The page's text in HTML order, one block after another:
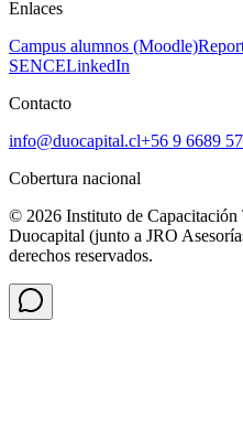
Enlaces
Campus alumnos (Moodle)
SENCELinkedIn
Contacto
info@duocapital.cl+56 9 6689
Cobertura nacional
© 2026 Instituto de Capacitación
Duocapital (junto a JRO
derechos reservados.